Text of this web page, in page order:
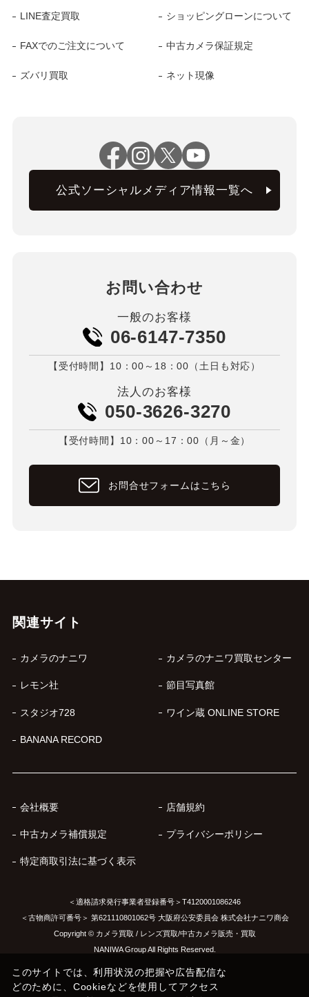
LINE査定買取 ショッピングローンについて
FAXでのご注文について 中古カメラ保証規定
ズバリ買取 ネット現像
公式ソーシャルメディア情報一覧へ
お問い合わせ
一般のお客様
06-6147-7350
【受付時間】10：00～18：00（土日も対応）
法人のお客様
050-3626-3270
【受付時間】10：00～17：00（月～金）
お問合せフォームはこちら
関連サイト
カメラのナニワ カメラのナニワ買取センター
レモン社 節目写真館
スタジオ728 ワイン蔵 ONLINE STORE
BANANA RECORD
会社概要 店舗規約
中古カメラ補償規定 プライバシーポリシー
特定商取引法に基づく表示
＜適格請求発行事業者登録番号＞T4120001086246
＜古物商許可番号＞ 第621110801062号 大阪府公安委員会 株式会社ナニワ商会
Copyright © カメラ買取 / レンズ買取/中古カメラ販売・買取
NANIWA Group All Rights Reserved.
このサイトでは、利用状況の把握や広告配信な
どのために、Cookieなどを使用してアクセス